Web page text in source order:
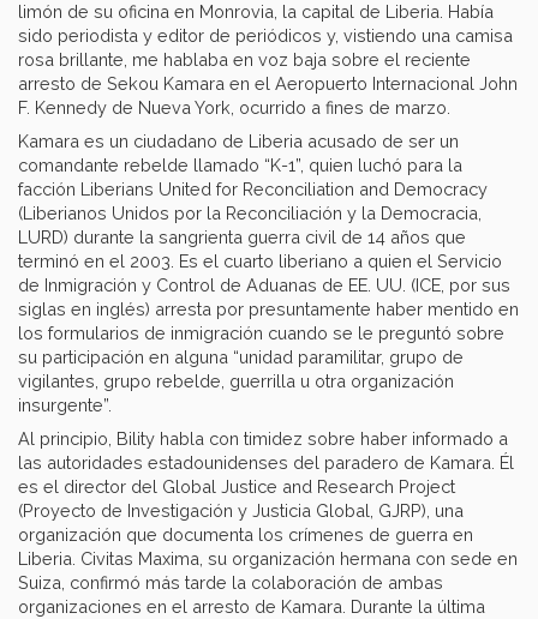
limón de su oficina en Monrovia, la capital de Liberia. Había
sido periodista y editor de periódicos y, vistiendo una camisa
rosa brillante, me hablaba en voz baja sobre el reciente
arresto de Sekou Kamara en el Aeropuerto Internacional John
F. Kennedy de Nueva York, ocurrido a fines de marzo.
Kamara es un ciudadano de Liberia acusado de ser un
comandante rebelde llamado “K-1”, quien luchó para la
facción Liberians United for Reconciliation and Democracy
(Liberianos Unidos por la Reconciliación y la Democracia,
LURD) durante la sangrienta guerra civil de 14 años que
terminó en el 2003. Es el cuarto liberiano a quien el Servicio
de Inmigración y Control de Aduanas de EE. UU. (ICE, por sus
siglas en inglés) arresta por presuntamente haber mentido en
los formularios de inmigración cuando se le preguntó sobre
su participación en alguna “unidad paramilitar, grupo de
vigilantes, grupo rebelde, guerrilla u otra organización
insurgente”.
Al principio, Bility habla con timidez sobre haber informado a
las autoridades estadounidenses del paradero de Kamara. Él
es el director del Global Justice and Research Project
(Proyecto de Investigación y Justicia Global, GJRP), una
organización que documenta los crímenes de guerra en
Liberia. Civitas Maxima, su organización hermana con sede en
Suiza, confirmó más tarde la colaboración de ambas
organizaciones en el arresto de Kamara. Durante la última